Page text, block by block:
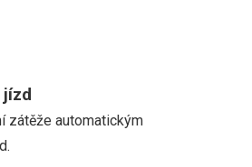
zátěže automatickým